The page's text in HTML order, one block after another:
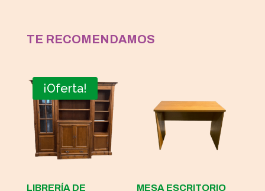
TE RECOMENDAMOS
¡Oferta!
LIBRERÍA DE MESA ESCRITORIO